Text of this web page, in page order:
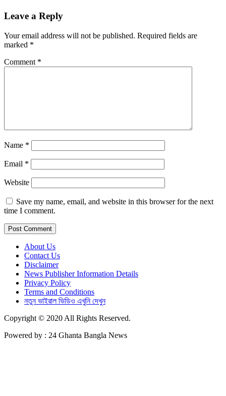
Leave a Reply
Your email address will not be published. Required fields are
marked *
Comment *
Name *
Email *
Website
Save my name, email, and website in this browser for the next
time I comment.
About Us
Contact Us
Disclaimer
News Publisher Information Details
Privacy Policy
Terms and Conditions
নতুন ভাইরাল ভিডিও এখুনি দেখুন
Copyright © 2020 All Rights Reserved.
Powered by : 24 Ghanta Bangla News